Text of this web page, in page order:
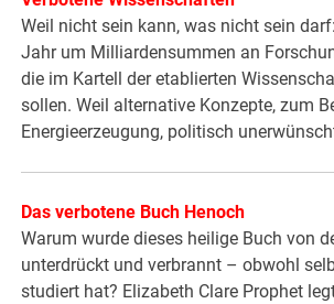
Weil nicht sein kann, was nicht sein
Jahr um Milliardensummen an
die im Kartell der etablierten
sollen. Weil alternative Konzepte, zum
Energieerzeugung, politisch
Das verbotene Buch Henoch
Warum wurde dieses heilige Buch von
unterdrückt und verbrannt – obwohl
studiert hat? Elizabeth Clare Prophet